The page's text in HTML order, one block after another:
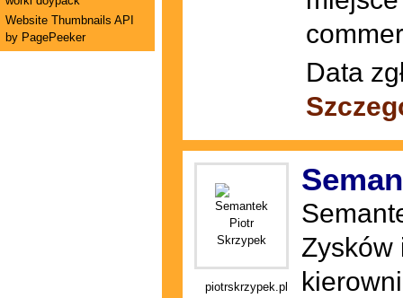
Website Thumbnails API
by PagePeeker
Data
piotrskrzypek.pl
Zysków